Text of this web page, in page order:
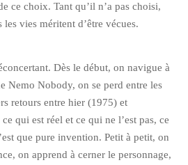
ce choix. Tant qu’il n’a pas choisi,
vies méritent d’être vécues.
Dès le début, on navigue à
Nemo Nobody, on se perd entre les
retours entre hier (1975) et
qui est réel et ce qui ne l’est pas, ce
que pure invention. Petit à petit, on
on apprend à cerner le personnage,